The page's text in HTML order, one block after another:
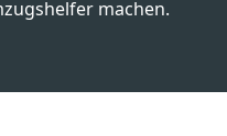
machen.